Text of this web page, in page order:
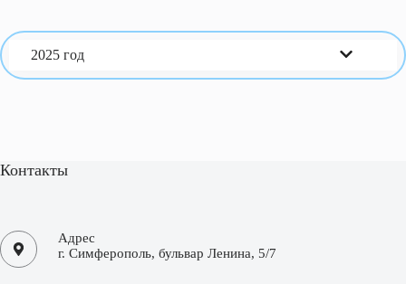
2025 год
Контакты
Адрес
г. Симферополь, бульвар Ленина, 5/7